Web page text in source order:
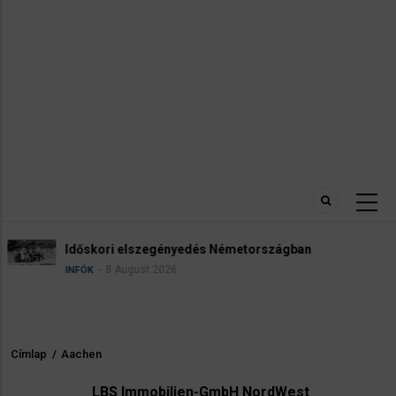
Robbanóanyaggal
Morzsa
Címlap / Aachen
LBS Immobilien-GmbH NordWest